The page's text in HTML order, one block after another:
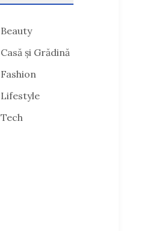
Beauty
Casă și Grădină
Fashion
Lifestyle
Tech